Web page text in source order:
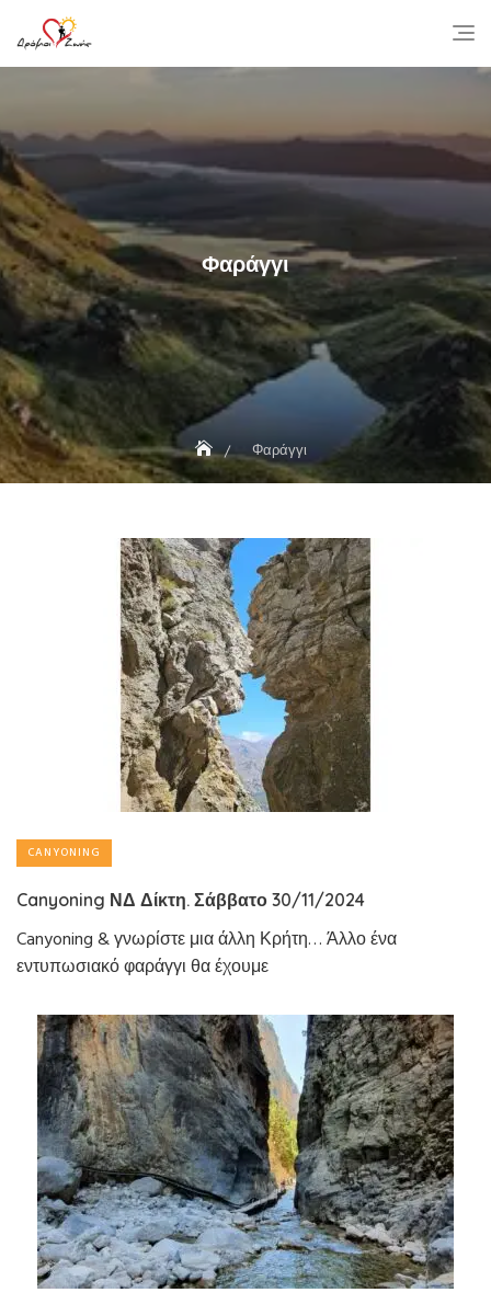
content
Φαράγγι
Φαράγγι
CANYONING
Canyoning ΝΔ Δίκτη. Σάββατο 30/11/2024
Canyoning & γνωρίστε μια άλλη Κρήτη… Άλλο ένα
εντυπωσιακό φαράγγι θα έχουμε